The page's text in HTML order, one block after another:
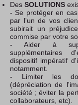
Des SOLUTIONS
- Se protéger en
par l'un de vos
subirait un
commise par votre
- Aider à
supplémentaires
dispositif impératif
notamment.
- Limiter les
(dépréciation de
société ; éviter la
collaborateurs, etc).